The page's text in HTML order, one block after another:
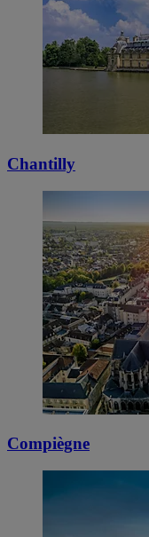
Chantilly
Compiègne